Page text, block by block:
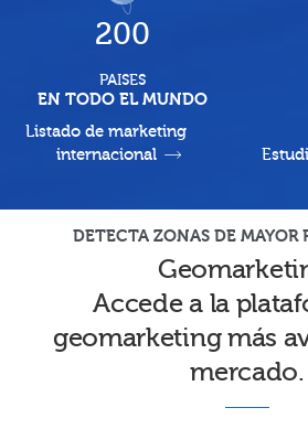
200
PAISES
EN TODO EL MUNDO
Listado de marketing
internacional
DETECTA ZONAS DE MAYOR
Accede a la
geomarketing más
mercado.